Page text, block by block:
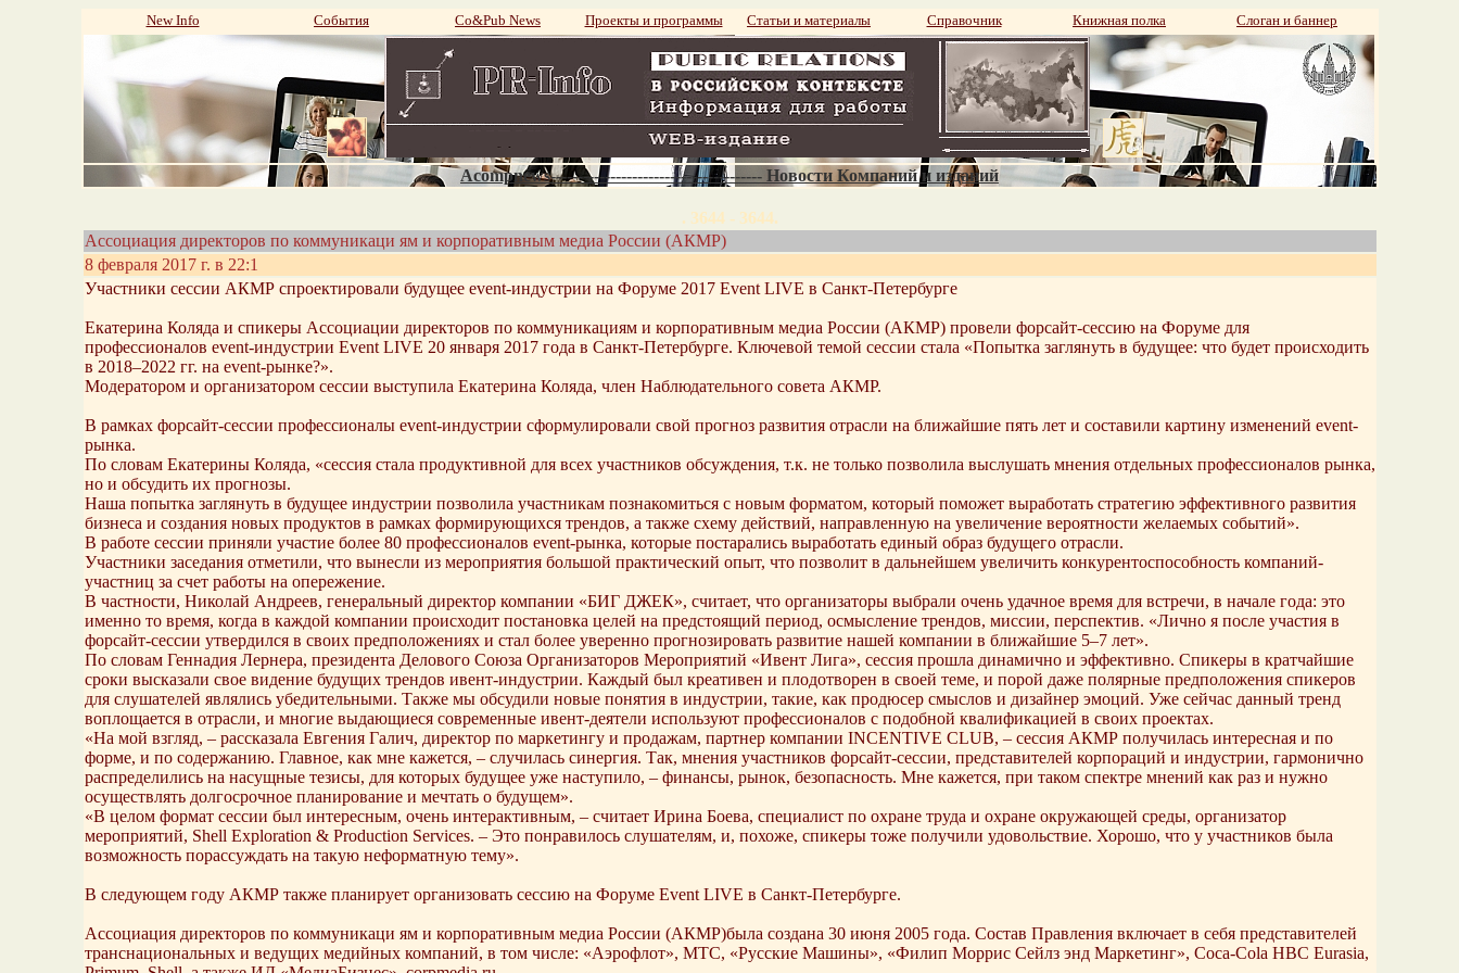
New Info События Со&Pub News Проекты и программы Статьи и материалы Справочник Книжная полка Слоган и баннер
Acompnews--------------------------------------- Новости Компаний и изданий
. 3644 - 3644.
Ассоциация директоров по коммуникаци ям и корпоративным медиа России (АКМР)
8 февраля 2017 г. в 22:1
Участники сессии АКМР спроектировали будущее event-индустрии на Форуме 2017 Event LIVE в Санкт-Петербурге
Екатерина Коляда и спикеры Ассоциации директоров по коммуникациям и корпоративным медиа России (АКМР) провели форсайт-сессию на Форуме для
профессионалов event-индустрии Event LIVE 20 января 2017 года в Санкт-Петербурге. Ключевой темой сессии стала «Попытка заглянуть в будущее: что будет происходить
в 2018–2022 гг. на event-рынке?».
Модератором и организатором сессии выступила Екатерина Коляда, член Наблюдательного совета АКМР.
В рамках форсайт-сессии профессионалы event-индустрии сформулировали свой прогноз развития отрасли на ближайшие пять лет и составили картину изменений event-
рынка.
По словам Екатерины Коляда, «сессия стала продуктивной для всех участников обсуждения, т.к. не только позволила выслушать мнения отдельных профессионалов рынка,
но и обсудить их прогнозы.
Наша попытка заглянуть в будущее индустрии позволила участникам познакомиться с новым форматом, который поможет выработать стратегию эффективного развития
бизнеса и создания новых продуктов в рамках формирующихся трендов, а также схему действий, направленную на увеличение вероятности желаемых событий».
В работе сессии приняли участие более 80 профессионалов event-рынка, которые постарались выработать единый образ будущего отрасли.
Участники заседания отметили, что вынесли из мероприятия большой практический опыт, что позволит в дальнейшем увеличить конкурентоспособность компаний-
участниц за счет работы на опережение.
В частности, Николай Андреев, генеральный директор компании «БИГ ДЖЕК», считает, что организаторы выбрали очень удачное время для встречи, в начале года: это
именно то время, когда в каждой компании происходит постановка целей на предстоящий период, осмысление трендов, миссии, перспектив. «Лично я после участия в
форсайт-сессии утвердился в своих предположениях и стал более уверенно прогнозировать развитие нашей компании в ближайшие 5–7 лет».
По словам Геннадия Лернера, президента Делового Союза Организаторов Мероприятий «Ивент Лига», сессия прошла динамично и эффективно. Спикеры в кратчайшие
сроки высказали свое видение будущих трендов ивент-индустрии. Каждый был креативен и плодотворен в своей теме, и порой даже полярные предположения спикеров
для слушателей являлись убедительными. Также мы обсудили новые понятия в индустрии, такие, как продюсер смыслов и дизайнер эмоций. Уже сейчас данный тренд
воплощается в отрасли, и многие выдающиеся современные ивент-деятели используют профессионалов с подобной квалификацией в своих проектах.
«На мой взгляд, – рассказала Евгения Галич, директор по маркетингу и продажам, партнер компании INCENTIVE CLUB, – сессия АКМР получилась интересная и по
форме, и по содержанию. Главное, как мне кажется, – случилась синергия. Так, мнения участников форсайт-сессии, представителей корпораций и индустрии, гармонично
распределились на насущные тезисы, для которых будущее уже наступило, – финансы, рынок, безопасность. Мне кажется, при таком спектре мнений как раз и нужно
осуществлять долгосрочное планирование и мечтать о будущем».
«В целом формат сессии был интересным, очень интерактивным, – считает Ирина Боева, специалист по охране труда и охране окружающей среды, организатор
мероприятий, Shell Exploration & Production Services. – Это понравилось слушателям, и, похоже, спикеры тоже получили удовольствие. Хорошо, что у участников была
возможность порассуждать на такую неформатную тему».
В следующем году АКМР также планирует организовать сессию на Форуме Event LIVE в Санкт-Петербурге.
Ассоциация директоров по коммуникаци ям и корпоративным медиа России (АКМР)была создана 30 июня 2005 года. Состав Правления включает в себя представителей
транснациональных и ведущих медийных компаний, в том числе: «Аэрофлот», МТС, «Русские Машины», «Филип Моррис Сейлз энд Маркетинг», Coca-Cola HBC Eurasia,